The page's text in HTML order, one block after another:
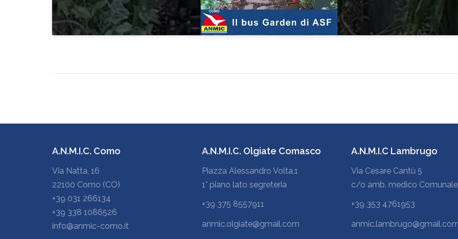
A.N.M.I.C. Como
Via Natta, 16
22100 Como (CO)
+39 031 266134
+39 338 1086526
info@anmic-como.it
A.N.M.I.C. Olgiate Comasco
Piazza Alessandro Volta,1
1° piano lato segreteria
+39 375 8557911
anmic.olgiate@gmail.com
A.N.M.I.C Lambrugo
Via Cesare Cantù 5
c/o amb. medico Comunale
+39 353 4761953